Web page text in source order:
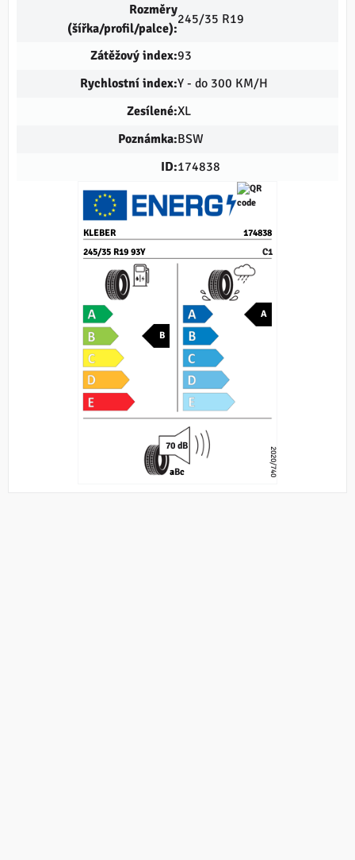
Rozměry
(šířka/profil/palce):
245/35 R19
Zátěžový index:93
Rychlostní index:Y - do 300 KM/H
Zesílené:XL
Poznámka:BSW
ID:174838
245/35 R19 93Y
KLEBER 174838
B
A
70 dB
C1
2020/740
aBc